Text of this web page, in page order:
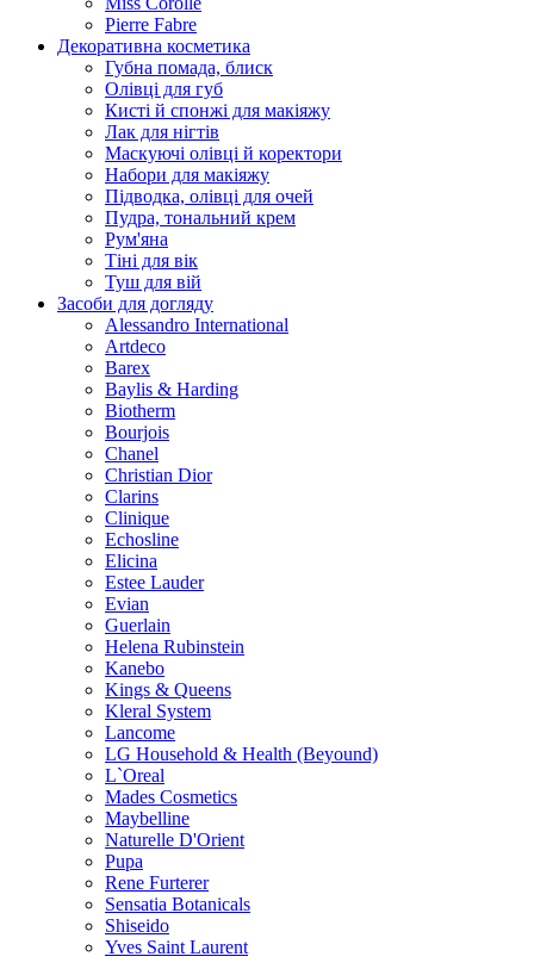
Pierre Fabre
Декоративна косметика
Губна помада, блиск
Олівці для губ
Кисті й спонжі для макіяжу
Лак для нігтів
Маскуючі олівці й коректори
Набори для макіяжу
Підводка, олівці для очей
Пудра, тональний крем
Рум'яна
Тіні для вік
Туш для вій
Засоби для догляду
Alessandro International
Artdeco
Barex
Baylis & Harding
Biotherm
Bourjois
Chanel
Christian Dior
Clarins
Clinique
Echosline
Elicina
Estee Lauder
Evian
Guerlain
Helena Rubinstein
Kanebo
Kings & Queens
Kleral System
Lancome
LG Household & Health (Beyound)
L`Oreal
Mades Cosmetics
Maybelline
Naturelle D'Orient
Pupa
Rene Furterer
Sensatia Botanicals
Shiseido
Yves Saint Laurent